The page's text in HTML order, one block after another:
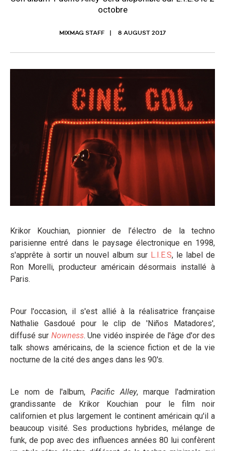
octobre
MIXMAG STAFF 8 AUGUST 2017
Krikor Kouchian, pionnier de l’électro de la techno
parisienne entré dans le paysage électronique en 1998,
s'apprête à sortir un nouvel album sur L.I.E.S, le label de
Ron Morelli, producteur américain désormais installé à
Paris.
Pour l'occasion, il s'est allié à la réalisatrice française
Nathalie Gasdoué pour le clip de 'Niños Matadores',
diffusé sur Nowness. Une vidéo inspirée de l'âge d'or des
talk shows américains, de la science fiction et de la vie
nocturne de la cité des anges dans les 90's.
Le nom de l'album, Pacific Alley, marque l'admiration
grandissante de Krikor Kouchian pour le film noir
californien et plus largement le continent américain qu'il a
beaucoup visité. Ses productions hybrides, mélange de
funk, de pop avec des influences années 80 lui confèrent